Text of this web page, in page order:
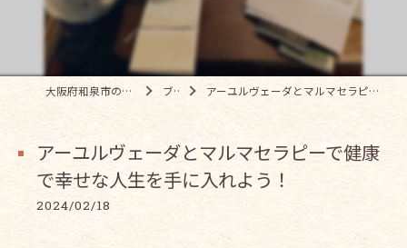
大阪府和泉市のヨガならPRASANTHI ブログ アーユルヴェーダとマルマセラピーで健康で幸せな人生を手に入れよう！
アーユルヴェーダとマルマセラピーで健康
で幸せな人生を手に入れよう！
2024/02/18